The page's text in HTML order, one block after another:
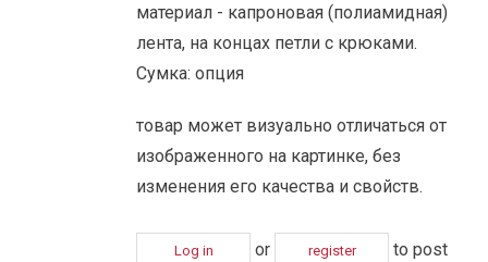
материал - капроновая (полиамидная)
лента, на концах петли с крюками.
Сумка: опция
товар может визуально отличаться от
изображенного на картинке, без
изменения его качества и свойств.
Log in or register to post